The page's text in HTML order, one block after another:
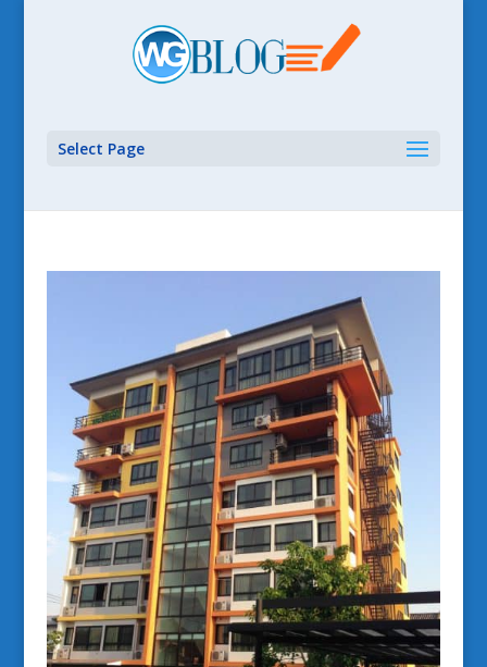
Select Page